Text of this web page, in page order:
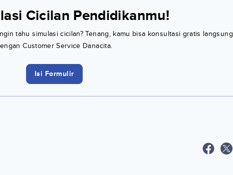
Cicilan Pendidikanmu!
tahu simulasi cicilan? Tenang, kamu bisa konsultasi gratis langsung
Customer Service Danacita.
Isi Formulir